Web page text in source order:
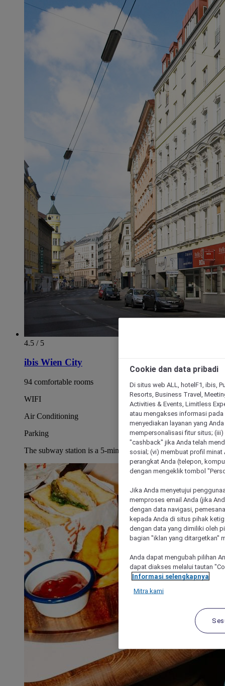
4.5 / 5
ibis Wien City
94 comfortable rooms
WIFI
Air Conditioning
Parking
The subway station is a 5-minute walk from the hotel.
Cookie dan data pribadi
Di situs web ALL, hotelF1, ibis,
Resorts, Business Travel,
Activities & Events, Limitless
atau mengakses informasi
menyediakan layanan yang
mempersonalisasi fitur situs;
"cashback" jika Anda telah
sosial; (vi) membuat profil
perangkat Anda (telepon,
dengan mengeklik tombol
Jika Anda menyetujui
memproses email Anda (jika
dengan data navigasi,
kepada Anda di situs pihak
dengan data yang dimiliki oleh
bagian "iklan yang ditargetkan"
Anda dapat mengubah pilihan
dapat diakses melalui tautan
Informasi selengkapnya
Mitra kami